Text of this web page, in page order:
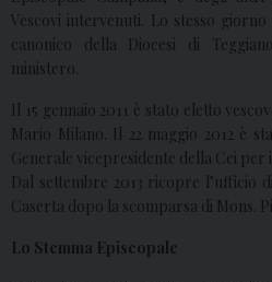
Vescovi intervenuti. Lo stesso
canonico della Diocesi di
ministero.
Il 15 gennaio 2011 è stato eletto
Mario Milano. Il 22 maggio 2012 è
Generale vicepresidente della Cei per
Dal settembre 2013 ricopre l’ufficio
Caserta dopo la scomparsa di Mons.
Lo Stemma Episcopale